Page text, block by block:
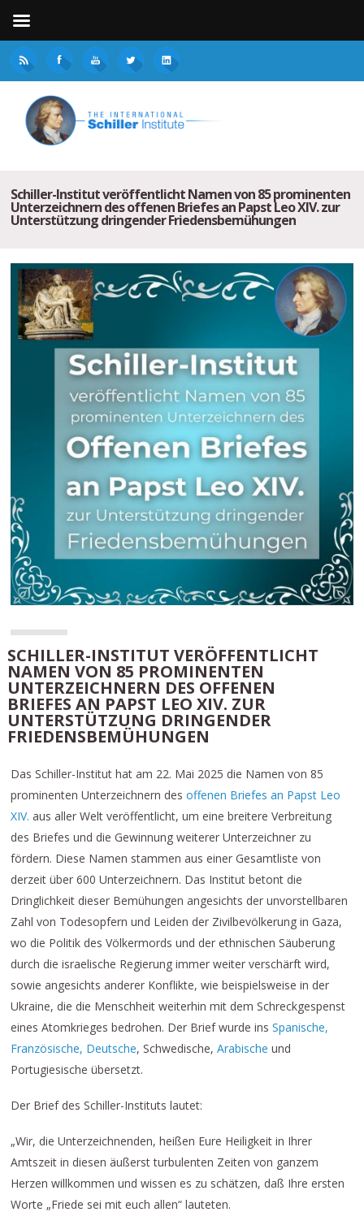
Schiller-Institut veröffentlicht Namen von 85 prominenten
Unterzeichnern des offenen Briefes an Papst Leo XIV. zur
Unterstützung dringender Friedensbemühungen
SCHILLER-INSTITUT VERÖFFENTLICHT
NAMEN VON 85 PROMINENTEN
UNTERZEICHNERN DES OFFENEN
BRIEFES AN PAPST LEO XIV. ZUR
UNTERSTÜTZUNG DRINGENDER
FRIEDENSBEMÜHUNGEN
Das Schiller-Institut hat am 22. Mai 2025 die Namen von 85
prominenten Unterzeichnern desoffenen Briefes an Papst Leo
XIV. aus aller Welt veröffentlicht, um eine breitere Verbreitung
des Briefes und die Gewinnung weiterer Unterzeichner zu
fördern. Diese Namen stammen aus einer Gesamtliste von
derzeit über 600 Unterzeichnern. Das Institut betont die
Dringlichkeit dieser Bemühungen angesichts der unvorstellbaren
Zahl von Todesopfern und Leiden der Zivilbevölkerung in Gaza,
wo die Politik des Völkermords und der ethnischen Säuberung
durch die israelische Regierung immer weiter verschärft wird,
sowie angesichts anderer Konflikte, wie beispielsweise in der
Ukraine, die die Menschheit weiterhin mit dem Schreckgespenst
eines Atomkrieges bedrohen. Der Brief wurde insSpanische,
Französische, Deutsche, Schwedische,Arabische und
Portugiesische übersetzt.
Der Brief des Schiller-Instituts lautet:
„Wir, die Unterzeichnenden, heißen Eure Heiligkeit in Ihrer
Amtszeit in diesen äußerst turbulenten Zeiten von ganzem
Herzen willkommen und wissen es zu schätzen, daß Ihre ersten
Worte „Friede sei mit euch allen“ lauteten.